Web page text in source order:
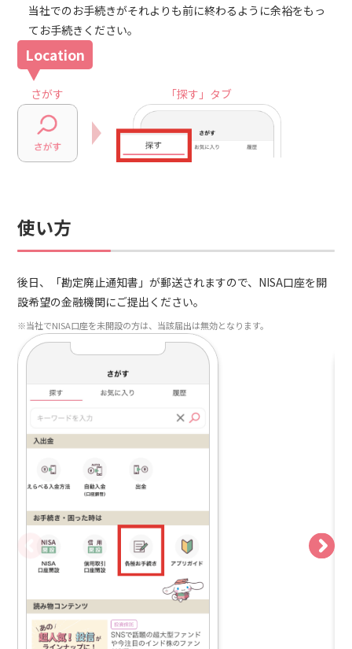
当社でのお手続きがそれよりも前に終わるように余裕をもっ
てお手続きください。
さがす 「探す」タブ
使い方
後日、「勘定廃止通知書」が郵送されますので、NISA口座を開
設希望の金融機関にご提出ください。
※当社でNISA口座を未開設の方は、当該届出は無効となります。